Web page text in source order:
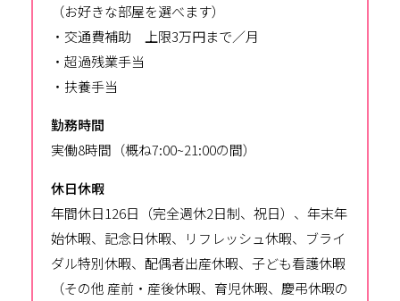
（お好きな部屋を選べます）
・交通費補助 上限3万円まで／月
・超過残業手当
・扶養手当
勤務時間
実働8時間（概ね7:00~21:00の間）
休日休暇
年間休日126日（完全週休2日制、祝日）、年末年
始休暇、記念日休暇、リフレッシュ休暇、ブライ
ダル特別休暇、配偶者出産休暇、子ども看護休暇
（その他 産前・産後休暇、育児休暇、慶弔休暇の